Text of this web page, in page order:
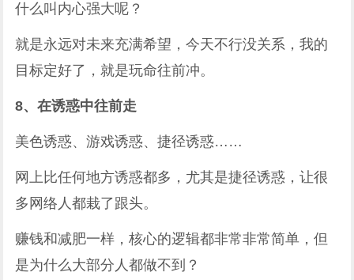
什么叫内心强大呢？
就是永远对未来充满希望，今天不行没关系，我的
目标定好了，就是玩命往前冲。
8、在诱惑中往前走
美色诱惑、游戏诱惑、捷径诱惑……
网上比任何地方诱惑都多，尤其是捷径诱惑，让很
多网络人都栽了跟头。
赚钱和减肥一样，核心的逻辑都非常非常简单，但
是为什么大部分人都做不到？